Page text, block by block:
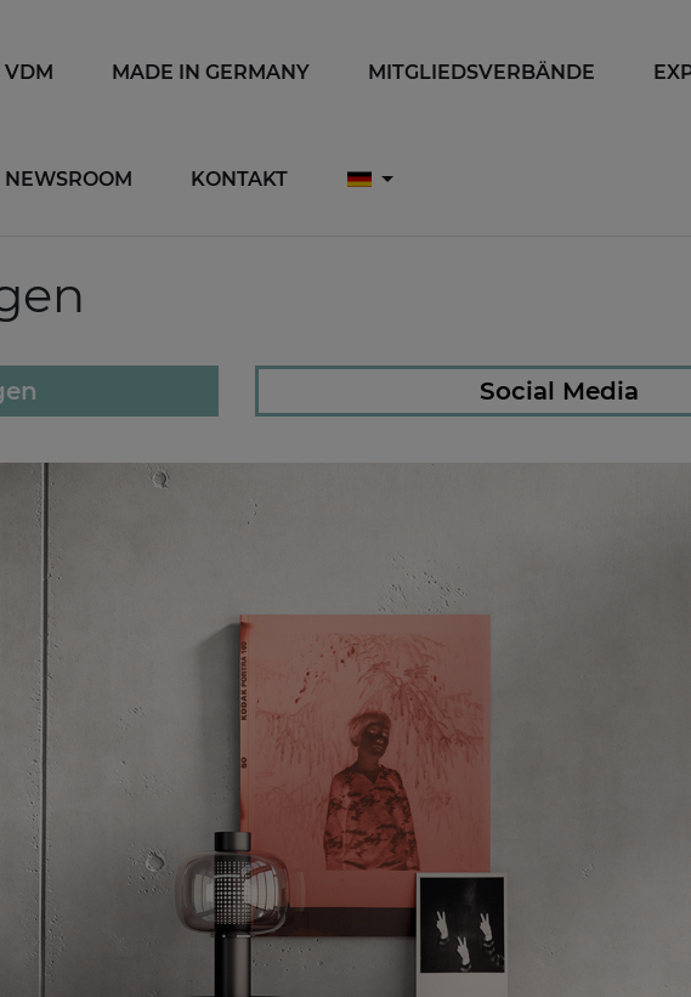
VDM MADE IN GERMANY MITGLIEDSVERBÄNDE
NEWSROOM KONTAKT
Social Media